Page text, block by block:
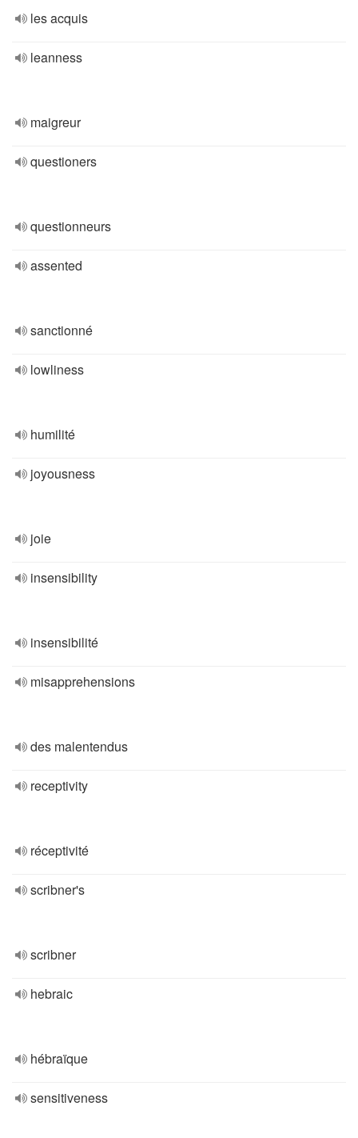
les acquis
leanness
maigreur
questioners
questionneurs
assented
sanctionné
lowliness
humilité
joyousness
joie
insensibility
insensibilité
misapprehensions
des malentendus
receptivity
réceptivité
scribner's
scribner
hebraic
hébraïque
sensitiveness